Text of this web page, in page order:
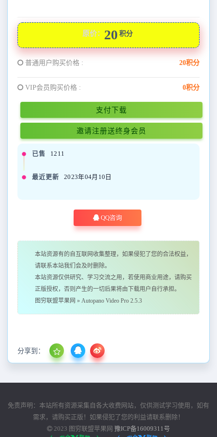
原价： 20 积分
普通用户购买价格 : 20积分
VIP会员购买价格 : 0积分
支付下载
邀请注册送终身会员
已售 1211
最近更新 2023年04月10日
QQ咨询
本站资源有的自互联网收集整理，如果侵犯了您的合法权益，
请联系本站我们会及时删除。
本站资源仅供研究、学习交流之用，若使用商业用途，请购买
正版授权，否则产生的一切后果将由下载用户自行承担。
图穷联盟苹果网 » Autopano Video Pro 2.5.3
分享到：
免责声明：本站所有资源采集自各大收费网站，仅供测试学习使用，如有
需求，请购买正版！如果侵犯了您的利益请联系删除！
2023 图穷联盟苹果网 豫ICP备16009311号